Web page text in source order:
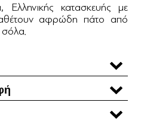
Ελληνικής κατασκευής με
αφρώδη πάτο από